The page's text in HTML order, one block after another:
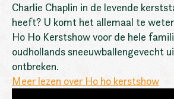
Charlie Chaplin in de levende
heeft? U komt het allemaal te
Ho Ho Kerstshow voor de hele
oudhollands sneeuwballengevecht
ontbreken.
Meer lezen over Ho ho kerstshow